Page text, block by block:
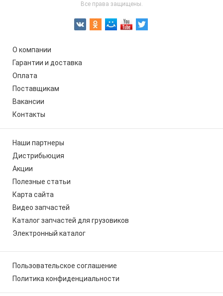
Все права защищены.
О компании
Гарантии и доставка
Оплата
Поставщикам
Вакансии
Контакты
Наши партнеры
Дистрибьюция
Акции
Полезные статьи
Карта сайта
Видео запчастей
Каталог запчастей для грузовиков
Электронный каталог
Пользовательское соглашение
Политика конфиденциальности